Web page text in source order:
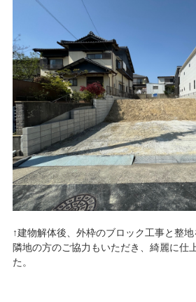
↑建物解体後、外枠のブロック工事と整地
隣地の方のご協力もいただき、綺麗に仕
た。